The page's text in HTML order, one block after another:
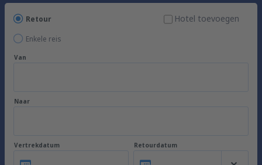
Retour
Enkele reis
Hotel toevoegen
Van
Naar
Vertrekdatum Retourdatum